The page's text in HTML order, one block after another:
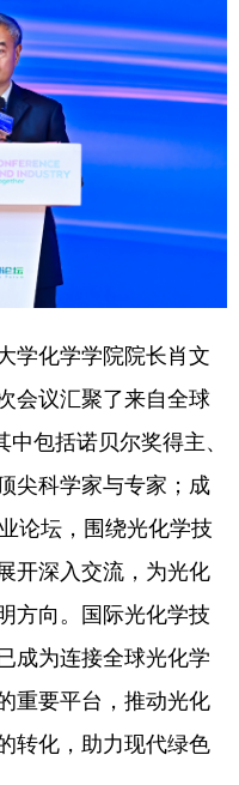
化学学院院长肖文
会议汇聚了来自全球
包括诺贝尔奖得主、
尖科学家与专家；成
论坛，围绕光化学技
开深入交流，为光化
方向。国际光化学技
成为连接全球光化学
重要平台，推动光化
转化，助力现代绿色